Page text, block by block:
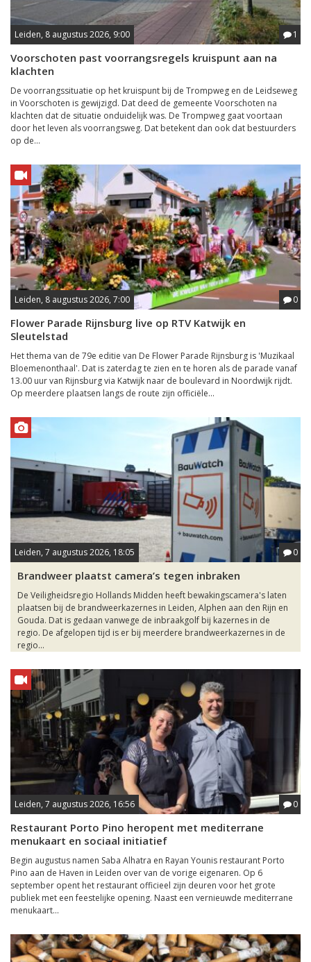
Leiden, 8 augustus 2026, 9:00 1
Voorschoten past voorrangsregels kruispunt aan na
klachten
De voorrangssituatie op het kruispunt bij de Trompweg en de Leidseweg
in Voorschoten is gewijzigd. Dat deed de gemeente Voorschoten na
klachten dat de situatie onduidelijk was. De Trompweg gaat voortaan
door het leven als voorrangsweg. Dat betekent dan ook dat bestuurders
op de...
Leiden, 8 augustus 2026, 7:00 0
Flower Parade Rijnsburg live op RTV Katwijk en
Sleutelstad
Het thema van de 79e editie van De Flower Parade Rijnsburg is 'Muzikaal
Bloemenonthaal'. Dat is zaterdag te zien en te horen als de parade vanaf
13.00 uur van Rijnsburg via Katwijk naar de boulevard in Noordwijk rijdt.
Op meerdere plaatsen langs de route zijn officiële...
Leiden, 7 augustus 2026, 18:05 0
Brandweer plaatst camera’s tegen inbraken
De Veiligheidsregio Hollands Midden heeft bewakingscamera's laten
plaatsen bij de brandweerkazernes in Leiden, Alphen aan den Rijn en
Gouda. Dat is gedaan vanwege de inbraakgolf bij kazernes in de
regio. De afgelopen tijd is er bij meerdere brandweerkazernes in de
regio...
Leiden, 7 augustus 2026, 16:56 0
Restaurant Porto Pino heropent met mediterrane
menukaart en sociaal initiatief
Begin augustus namen Saba Alhatra en Rayan Younis restaurant Porto
Pino aan de Haven in Leiden over van de vorige eigenaren. Op 6
september opent het restaurant officieel zijn deuren voor het grote
publiek met een feestelijke opening. Naast een vernieuwde mediterrane
menukaart...